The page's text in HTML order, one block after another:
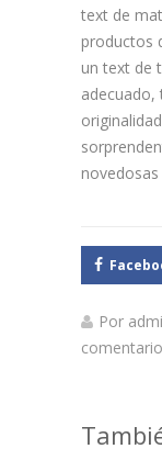
text de
productos
un text de
adecuado,
Por